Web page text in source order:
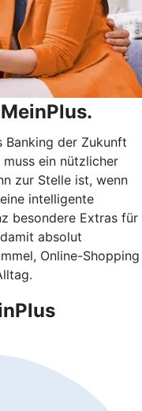
Banking der Zukunft
muss ein nützlicher
zur Stelle ist, wenn
intelligente
besondere Extras für
absolut
Online-Shopping